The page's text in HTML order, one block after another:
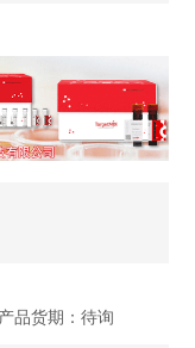
品货期：待询